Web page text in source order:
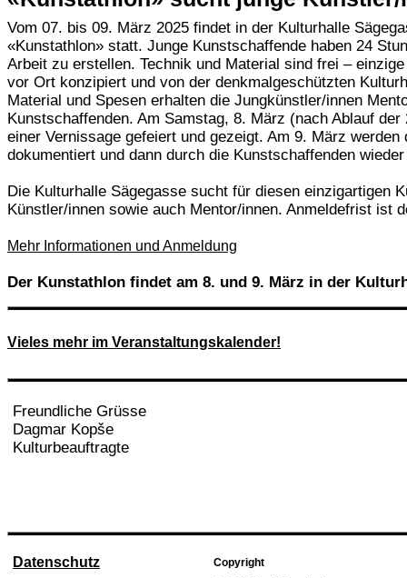
Vom 07. bis 09. März 2025 findet in der Kulturhalle
«Kunstathlon» statt. Junge Kunstschaffende haben 24
Arbeit zu erstellen. Technik und Material sind frei –
vor Ort konzipiert und von der denkmalgeschützten
Material und Spesen erhalten die Jungkünstler/innen
Kunstschaffenden. Am Samstag, 8. März (nach Ablauf
einer Vernissage gefeiert und gezeigt. Am 9. März
dokumentiert und dann durch die Kunstschaffenden
Die Kulturhalle Sägegasse sucht für diesen einzigartigen
Künstler/innen sowie auch Mentor/innen. Anmeldefrist ist
Mehr Informationen und Anmeldung
Der Kunstathlon findet am 8. und 9. März in der
Vieles mehr im Veranstaltungskalender!
Freundliche Grüsse
Dagmar Kopše
Kulturbeauftragte
Datenschutz
Copyright